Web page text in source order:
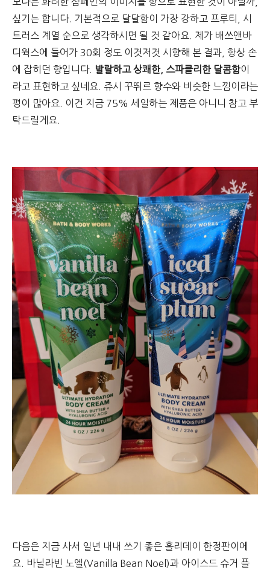
싶기는 합니다. 기본적으로 달달함이 가장 강하고 프루티, 시
트러스 계열 순으로 생각하시면 될 것 같아요. 제가 배쓰앤바
디웍스에 들어가 30회 정도 이것저것 시향해 본 결과, 항상 손
에 잡히던 향입니다.
발랄하고 상쾌한, 스파클리한 달콤함이
라고 표현하고 싶네요. 쥬시 꾸뛰르 향수와 비슷한 느낌이라는
평이 많아요.
이건 지금 75% 세일하는 제품은 아니니 참고 부
탁드릴게요.
다음은 지금 사서 일년 내내 쓰기 좋은 홀리데이 한정판이에
요. 바닐라빈 노엘(Vanilla Bean Noel)과 아이스드 슈거 플